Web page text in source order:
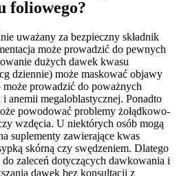
foliowego?
uważany za bezpieczny składnik
może prowadzić do pewnych
dużych dawek kwasu
dziennie) może maskować objawy
prowadzić do poważnych
anemii megaloblastycznej. Ponadto
powodować problemy żołądkowo-
wzdęcia. U niektórych osób mogą
suplementy zawierające kwas
skórną czy swędzeniem. Dlatego
zaleceń dotyczących dawkowania i
dawek bez konsultacji z